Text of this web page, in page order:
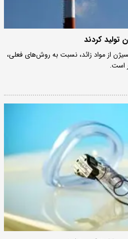
تولید کردند
از مواد زائد، نسبت به روش‌های فعلی،
است.